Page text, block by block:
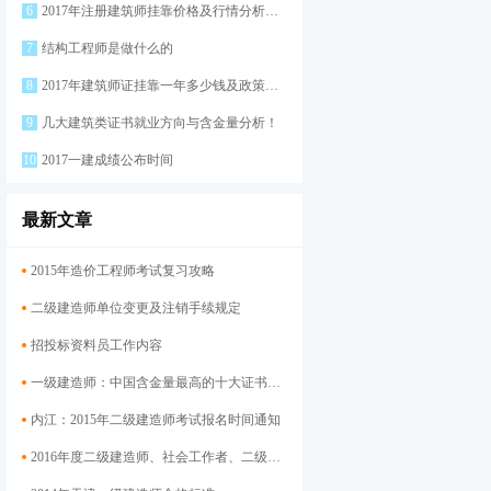
6 2017年注册建筑师挂靠价格及行情分析如何？
7 结构工程师是做什么的
8 2017年建筑师证挂靠一年多少钱及政策制度？
9 几大建筑类证书就业方向与含金量分析！
10 2017一建成绩公布时间
最新文章
2015年造价工程师考试复习攻略
二级建造师单位变更及注销手续规定
招投标资料员工作内容
一级建造师：中国含金量最高的十大证书之一
内江：2015年二级建造师考试报名时间通知
2016年度二级建造师、社会工作者、二级注册计量师、管理咨询师资格考试考后资格审查的公告